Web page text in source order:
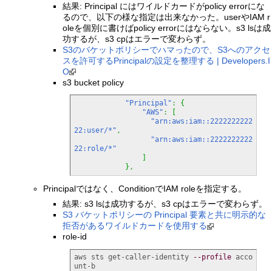
結果: Principal にはワイルドカードがpolicy errorにな
るので、以下の様な指定は出来なかった。userやIAM r
oleを個別に書けばpolicy errorにはならない。s3 lsは成
功するが、s3 cpはエラーで変わらず。
S3のバケットポリシーでハマったので、S3へのアクセ
スを許可するPrincipalの設定を整理する | Developers.I
O
s3 bucket policy
"Principal" :
{
"AWS" :
"arn:aws:iam::2222222222
22:user/*" ,
"arn:aws:iam::2222222222
22:role/*"
} ,
Principalではなく、ConditionでIAM roleを指定する。
結果: s3 lsは成功するが、s3 cpはエラーで変わらず。
S3 バケットポリシーの Principal 要素と共に明示的な
拒否があるワイルドカードを使用する
role-id
aws sts get-caller-identity --profile acco
unt-b